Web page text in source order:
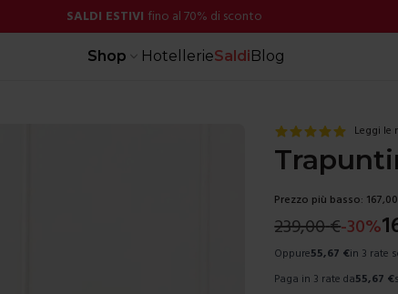
SALDI ESTIVI fino al 70% di sconto
Shop HotellerieSaldiBlog
Leggi le
Prezzo più basso: 167,00
239,00€-30%
Oppure55,67 €in 3 rate
Paga in 3 rate da55,67 €